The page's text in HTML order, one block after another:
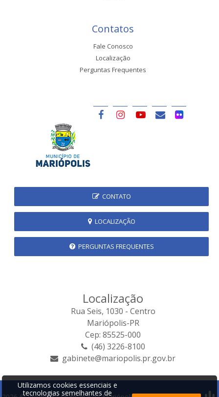
Contatos
Fale Conosco
Localização
Perguntas Frequentes
CONTATO
LOCALIZAÇÃO
PERGUNTAS FREQUENTES
Localização
Rua Seis, 1030 - Centro
Mariópolis-PR
Cep: 85525-000
(46) 3226-8100
gabinete@mariopolis.pr.gov.br
Utilizamos cookies essenciais e
tecnologias semelhantes de